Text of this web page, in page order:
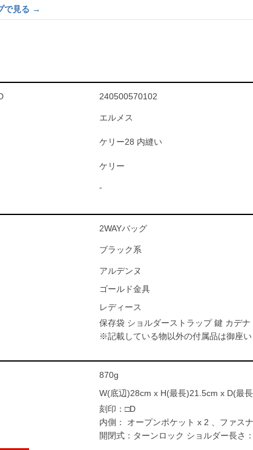
で見る →
240500570102
エルメス
ケリー28 内縫い
ケリー
-
2WAYバッグ
ブラック系
アルデンヌ
ゴールド金具
レディース
保存袋 ショルダーストラップ 鍵 カデ
※記載している物以外の付属品は御座い
870g
W(底辺)28cm x H(最長)21.5cm x D(最
刻印：□D
内側： オープンポケット x 2 、ファス
開閉式：ターンロック ショルダー長さ